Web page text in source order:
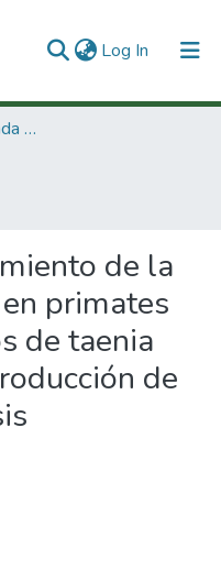
Log In (current)
1. Investigación Financiada con Recursos Públicos
de la
primates
de taenia
de